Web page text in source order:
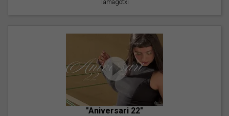
Tamagotxi
"Aniversari 22"